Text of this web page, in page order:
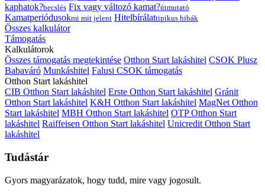
kaphatok?becslés Fix vagy változó kamat?útmutató
Kamatperiódusokmi mit jelent Hitelbírálattipikus hibák
Összes kalkulátor
Támogatás
Kalkulátorok
Összes támogatás megtekintése Otthon Start lakáshitel CSOK Plusz
Babaváró Munkáshitel Falusi CSOK támogatás
Otthon Start lakáshitel
CIB Otthon Start lakáshitel Erste Otthon Start lakáshitel Gránit
Otthon Start lakáshitel K&H Otthon Start lakáshitel MagNet Otthon
Start lakáshitel MBH Otthon Start lakáshitel OTP Otthon Start
lakáshitel Raiffeisen Otthon Start lakáshitel Unicredit Otthon Start
lakáshitel
Tudástár
Gyors magyarázatok, hogy tudd, mire vagy jogosult.